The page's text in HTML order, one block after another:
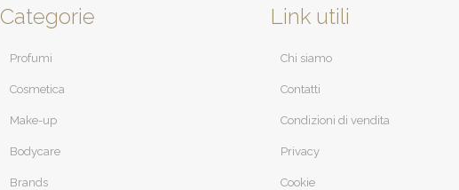
Categorie
Profumi
Cosmetica
Make-up
Bodycare
Brands
Link utili
Chi siamo
Contatti
Condizioni di vendita
Privacy
Cookie